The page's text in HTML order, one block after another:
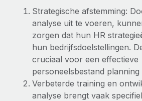
Integraties
Processen stroomlijnen met
DIENSTEN
Vraag een expert
Krijg hulp van global HR- en
Strategische
Integreer global HR flexibel in je
Een partner worden
Ontdek hoe je met ons kunt
Remote Build Binnenkort
Integraties en advies over AI-
Webinars
Evenementen
Newsroom
Inzicht in salaris en talent
Inzichtencentrum
한국어
中文（简体）
Strategische afstemming:
analyse uit te voeren,
zorgen dat hun HR
hun bedrijfsdoelstellingen.
cruciaal voor een effectieve
personeelsbestand planning
Verbeterde training en
analyse brengt vaak